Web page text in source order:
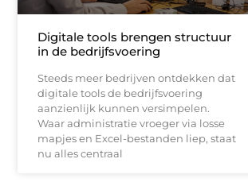
Digitale tools brengen structuur
in de bedrijfsvoering
Steeds meer bedrijven ontdekken dat
digitale tools de bedrijfsvoering
aanzienlijk kunnen versimpelen.
Waar administratie vroeger via losse
mapjes en Excel-bestanden liep, staat
nu alles centraal